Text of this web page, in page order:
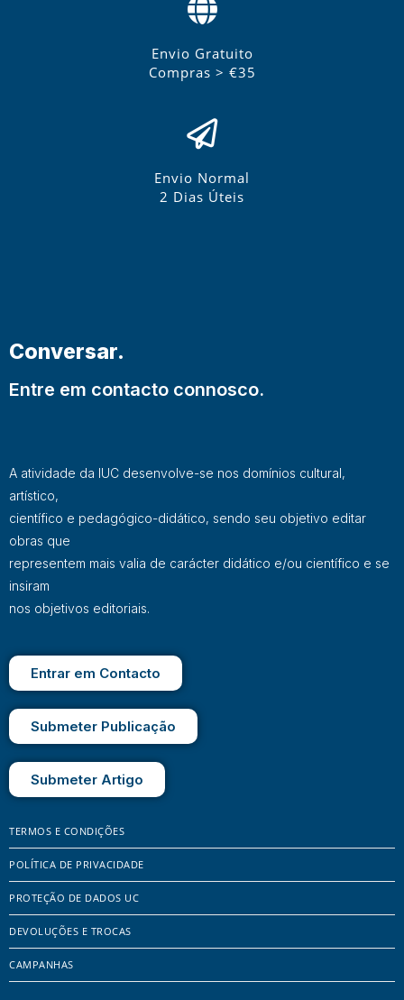
Envio Gratuito
Compras > €35
Envio Normal
2 Dias Úteis
Conversar.
Entre em contacto connosco.
A atividade da IUC desenvolve-se nos domínios cultural,
artístico,
científico e pedagógico-didático, sendo seu objetivo editar
obras que
representem mais valia de carácter didático e/ou científico e se
insiram
nos objetivos editoriais.
Entrar em Contacto
Submeter Publicação
Submeter Artigo
TERMOS E CONDIÇÕES
POLÍTICA DE PRIVACIDADE
PROTEÇÃO DE DADOS UC
DEVOLUÇÕES E TROCAS
CAMPANHAS